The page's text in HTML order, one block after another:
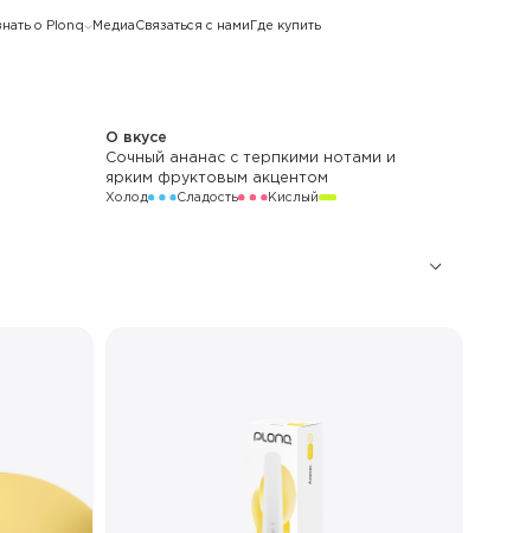
о Plonq Медиа Связаться с нами Где купить
О вкусе
Сочный ананас с терпкими нотами и
ярким фруктовым акцентом
Холод Сладость Кислый